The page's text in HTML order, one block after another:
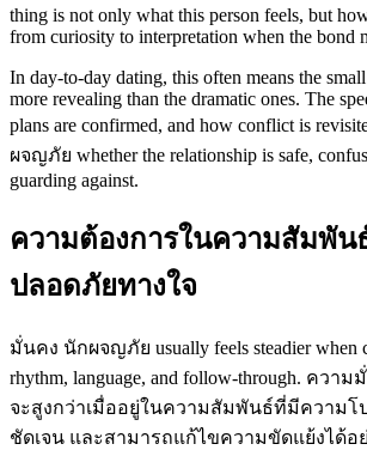
thing is not only what this person feels, but
from curiosity to interpretation when the bond
In day-to-day dating, this often means the
more revealing than the dramatic ones. The
plans are confirmed, and how conflict is
ผจญภัย whether the relationship is safe,
guarding against.
ความต้องการในความสัมพัน
ปลอดภัยทางใจ
มั่นคง นักผจญภัย usually feels steadier when
rhythm, language, and follow-through. ควา
จะสูงกว่าเมื่ออยู่ในความสัมพันธ์ที่มีความโ
ชัดเจน และสามารถแก้ไขความขัดแย้งได้อย่